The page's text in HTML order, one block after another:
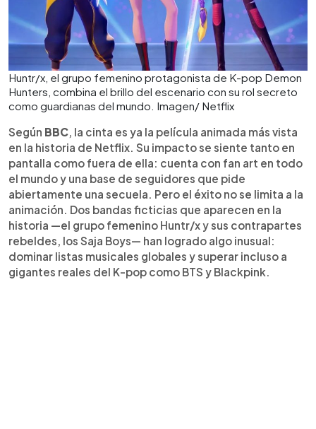
Huntr/x, el grupo femenino protagonista de K-pop Demon
Hunters, combina el brillo del escenario con su rol secreto
como guardianas del mundo. Imagen/ Netflix
Según BBC, la cinta es ya la película animada más vista
en la historia de Netflix. Su impacto se siente tanto en
pantalla como fuera de ella: cuenta con fan art en todo
el mundo y una base de seguidores que pide
abiertamente una secuela. Pero el éxito no se limita a la
animación. Dos bandas ficticias que aparecen en la
historia —el grupo femenino Huntr/x y sus contrapartes
rebeldes, los Saja Boys— han logrado algo inusual:
dominar listas musicales globales y superar incluso a
gigantes reales del K-pop como BTS y Blackpink.